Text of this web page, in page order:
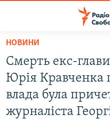
Перейти
основного
матеріалу
Перейти
до
основної
ВСЕ ЗА ДОБУ
СТАТТІ
НОВИНИ
Смерть екс-
Юрія Кравченка
влада була
журналіста